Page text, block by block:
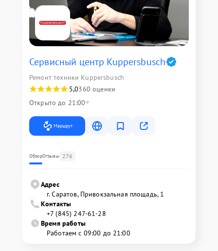
Сервисный центр Kuppersbusch
Ремонт техники Kuppersbusch
5,0360 оценки
Открыто до 21:00
Маршрут
ОбзорОтзывы 276
Адрес
г. Саратов, Привокзальная площадь, 1
Контакты
+7 (845) 247-61-28
Время работы
Работаем с 09:00 до 21:00